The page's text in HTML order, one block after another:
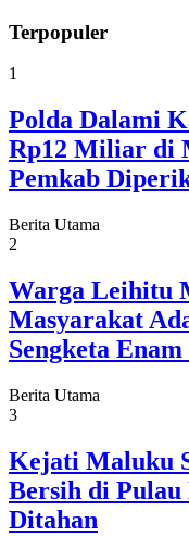
Terpopuler
1
Polda Dalami
Rp12 Miliar di
Pemkab
Berita Utama
2
Warga Leihitu
Masyarakat
Sengketa
Berita Utama
3
Kejati Maluku
Bersih di
Ditahan